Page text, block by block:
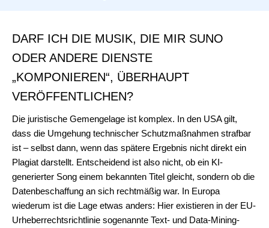
DARF ICH DIE MUSIK, DIE MIR SUNO
ODER ANDERE DIENSTE
„KOMPONIEREN“, ÜBERHAUPT
VERÖFFENTLICHEN?
Die juristische Gemengelage ist komplex. In den USA gilt,
dass die Umgehung technischer Schutzmaßnahmen strafbar
ist – selbst dann, wenn das spätere Ergebnis nicht direkt ein
Plagiat darstellt. Entscheidend ist also nicht, ob ein KI-
generierter Song einem bekannten Titel gleicht, sondern ob die
Datenbeschaffung an sich rechtmäßig war. In Europa
wiederum ist die Lage etwas anders: Hier existieren in der EU-
Urheberrechtsrichtlinie sogenannte Text- und Data-Mining-